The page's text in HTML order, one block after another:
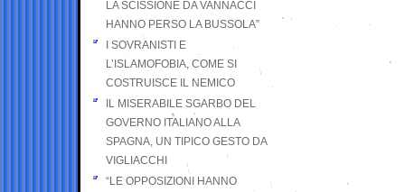
LA SCISSIONE DA VANNACCI
HANNO PERSO LA BUSSOLA”
I SOVRANISTI E
L’ISLAMOFOBIA, COME SI
COSTRUISCE IL NEMICO
IL MISERABILE SGARBO DEL
GOVERNO ITALIANO ALLA
SPAGNA, UN TIPICO GESTO DA
VIGLIACCHI
“LE OPPOSIZIONI HANNO